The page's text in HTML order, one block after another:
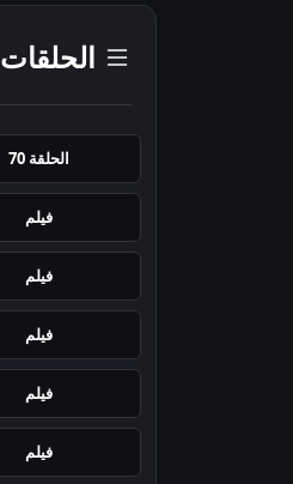
الحلقات
الحلقة 70
فيلم
فيلم
فيلم
فيلم
فيلم